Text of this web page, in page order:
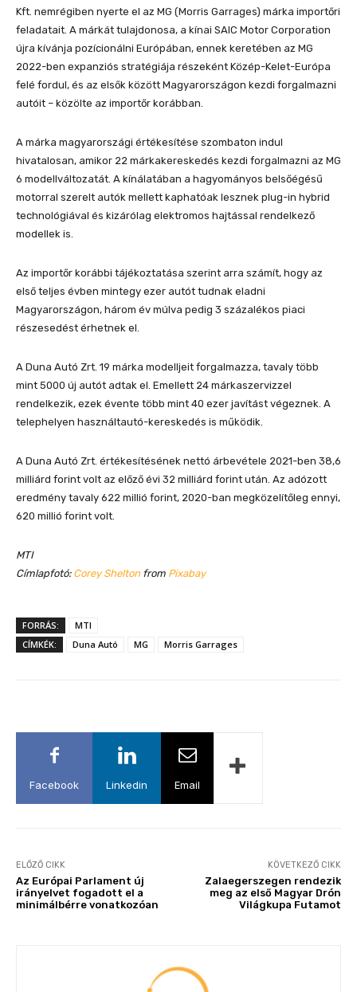
Kft. nemrégiben nyerte el az MG (Morris Garrages) márka importőri
feladatait. A márkát tulajdonosa, a kínai SAIC Motor Corporation
újra kívánja pozícionálni Európában, ennek keretében az MG
2022-ben expanziós stratégiája részeként Közép-Kelet-Európa
felé fordul, és az elsők között Magyarországon kezdi forgalmazni
autóit – közölte az importőr korábban.
A márka magyarországi értékesítése szombaton indul
hivatalosan, amikor 22 márkakereskedés kezdi forgalmazni az MG
6 modellváltozatát. A kínálatában a hagyományos belsőégésű
motorral szerelt autók mellett kaphatóak lesznek plug-in hybrid
technológiával és kizárólag elektromos hajtással rendelkező
modellek is.
Az importőr korábbi tájékoztatása szerint arra számít, hogy az
első teljes évben mintegy ezer autót tudnak eladni
Magyarországon, három év múlva pedig 3 százalékos piaci
részesedést érhetnek el.
A Duna Autó Zrt. 19 márka modelljeit forgalmazza, tavaly több
mint 5000 új autót adtak el. Emellett 24 márkaszervizzel
rendelkezik, ezek évente több mint 40 ezer javítást végeznek. A
telephelyen használtautó-kereskedés is működik.
A Duna Autó Zrt. értékesítésének nettó árbevétele 2021-ben 38,6
milliárd forint volt az előző évi 32 milliárd forint után. Az adózott
eredmény tavaly 622 millió forint, 2020-ban megközelítőleg ennyi,
620 millió forint volt.
MTI
Címlapfotó: Corey Shelton from Pixabay
FORRÁS:
MTI
CÍMKÉK:
Duna Autó MG Morris Garrages
Facebook Linkedin Email
ELŐZŐ CIKK
Az Európai Parlament új
irányelvet fogadott el a
minimálbérre vonatkozóan
KÖVETKEZŐ CIKK
Zalaegerszegen rendezik
meg az első Magyar Drón
Világkupa Futamot